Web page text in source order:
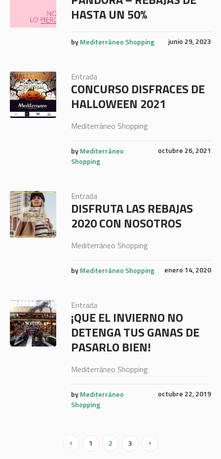
HASTA UN 50%
junio 29, 2023
byMediterráneo Shopping
Entrada
CONCURSO DISFRACES DE
HALLOWEEN 2021
Mediterráneo Shopping
octubre 26, 2021
byMediterráneo
Shopping
Entrada
DISFRUTA LAS REBAJAS
2020 CON NOSOTROS
Mediterráneo Shopping
enero 14, 2020
byMediterráneo Shopping
Entrada
¡QUE EL INVIERNO NO
DETENGA TUS GANAS DE
PASARLO BIEN!
Mediterráneo Shopping
octubre 22, 2019
byMediterráneo
Shopping
1 2 3